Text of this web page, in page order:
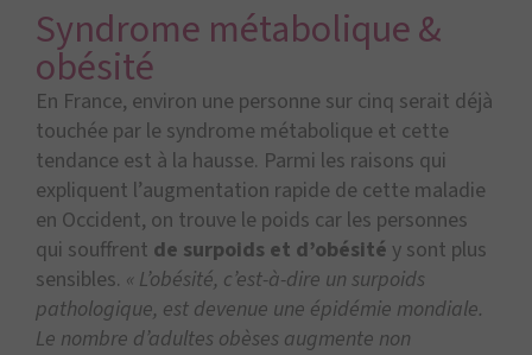
Syndrome métabolique &
obésité
En France, environ une personne sur cinq serait déjà
touchée par le syndrome métabolique et cette
tendance est à la hausse. Parmi les raisons qui
expliquent l’augmentation rapide de cette maladie
en Occident, on trouve le poids car les personnes
qui souffrent de surpoids et d’obésité y sont plus
sensibles. « L’obésité, c’est-à-dire un surpoids
pathologique, est devenue une épidémie mondiale.
Le nombre d’adultes obèses augmente non